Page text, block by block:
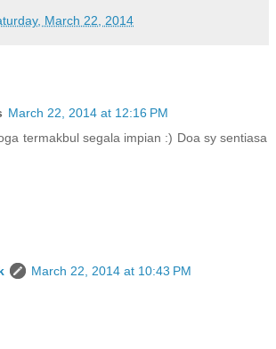
March 22, 2014
March 22, 2014 at 12:16 PM
termakbul segala impian :) Doa sy sentiasa
March 22, 2014 at 10:43 PM